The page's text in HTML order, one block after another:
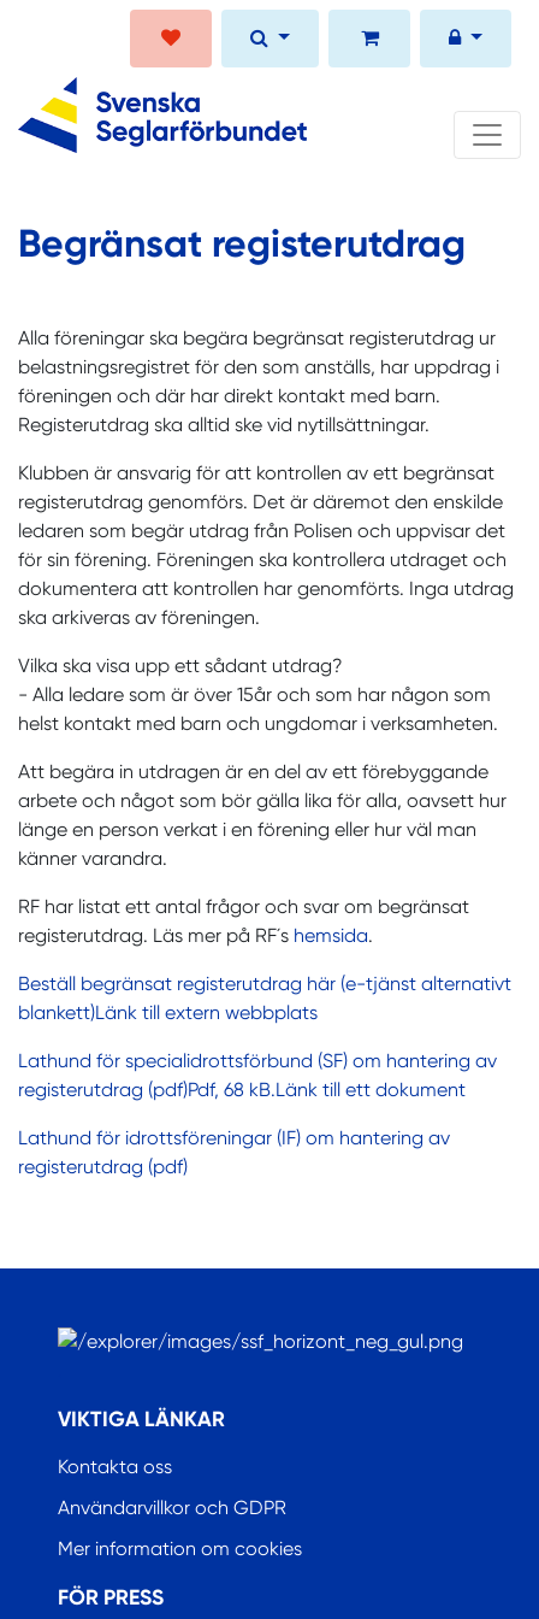
Begränsat registerutdrag
Alla föreningar ska begära begränsat registerutdrag ur
belastningsregistret för den som anställs, har uppdrag i
föreningen och där har direkt kontakt med barn.
Registerutdrag ska alltid ske vid nytillsättningar.
Klubben är ansvarig för att kontrollen av ett begränsat
registerutdrag genomförs. Det är däremot den enskilde
ledaren som begär utdrag från Polisen och uppvisar det
för sin förening. Föreningen ska kontrollera utdraget och
dokumentera att kontrollen har genomförts. Inga utdrag
ska arkiveras av föreningen.
Vilka ska visa upp ett sådant utdrag?
- Alla ledare som är över 15år och som har någon som
helst kontakt med barn och ungdomar i verksamheten.
Att begära in utdragen är en del av ett förebyggande
arbete och något som bör gälla lika för alla, oavsett hur
länge en person verkat i en förening eller hur väl man
känner varandra.
RF har listat ett antal frågor och svar om begränsat
registerutdrag. Läs mer på RF´s hemsida.
Beställ begränsat registerutdrag här (e-tjänst alternativt
blankett)Länk till extern webbplats
Lathund för specialidrottsförbund (SF) om hantering av
registerutdrag (pdf)Pdf, 68 kB.Länk till ett dokument
Lathund för idrottsföreningar (IF) om hantering av
registerutdrag (pdf)
VIKTIGA LÄNKAR
Kontakta oss
Användarvillkor och GDPR
Mer information om cookies
FÖR PRESS